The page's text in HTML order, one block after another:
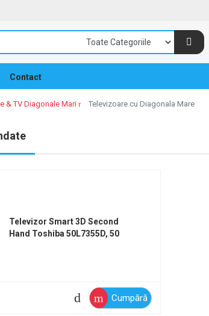
Contact
& TV Diagonale Mari Televizoare cu Diagonala Mare
Televizor Smart 3D Second
Hand Toshiba 50L7355D, 50
Cumpără